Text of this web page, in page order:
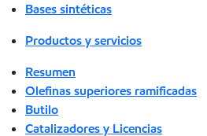
Bases sintéticas
Productos y servicios
Resumen
Olefinas superiores ramificadas
Butilo
Catalizadores y Licencias